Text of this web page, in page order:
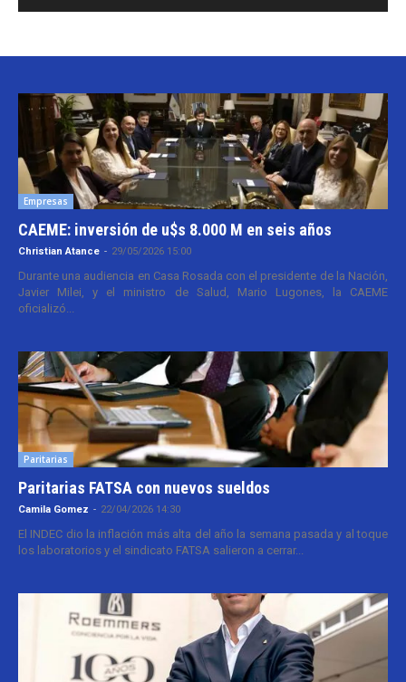
Empresas
CAEME: inversión de u$s 8.000 M en seis años
Christian Atance - 29/05/2026 15:00
Durante una audiencia en Casa Rosada con el presidente de la Nación,
Javier Milei, y el ministro de Salud, Mario Lugones, la CAEME
oficializó...
Paritarias
Paritarias FATSA con nuevos sueldos
Camila Gomez - 22/04/2026 14:30
El INDEC dio la inflación más alta del año la semana pasada y al toque
los laboratorios y el sindicato FATSA salieron a cerrar...